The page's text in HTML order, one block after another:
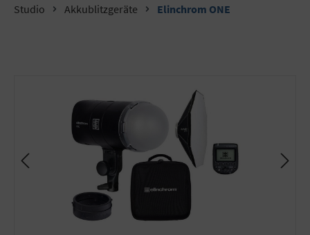
Studio Akkublitzgeräte Elinchrom ONE